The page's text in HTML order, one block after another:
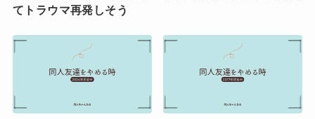
てトラウマ再発しそう